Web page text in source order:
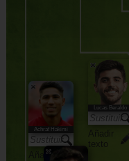
Achraf Hakimi
Añadir
Lucas Beraldo
Añadir
texto